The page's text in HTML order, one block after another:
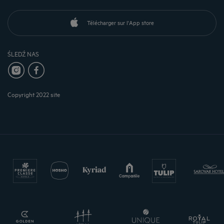
Télécharger sur l'App store
ŚLEDŹ NAS
Copyright 2022 site